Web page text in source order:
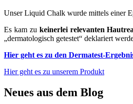
Unser Liquid Chalk wurde mittels einer
Es kam zu keinerlei relevanten
„dermatologisch getestet“ deklariert
Hier geht es zu den Dermatest-
Hier geht es zu unserem Produkt
Neues aus dem Blog